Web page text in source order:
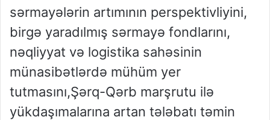
sərmayələrin artımının perspektivliyini,
birgə yaradılmış sərmayə fondlarını,
nəqliyyat və logistika sahəsinin
münasibətlərdə mühüm yer
tutmasını,Şərq-Qərb marşrutu ilə
yükdaşımalarına artan tələbatı təmin